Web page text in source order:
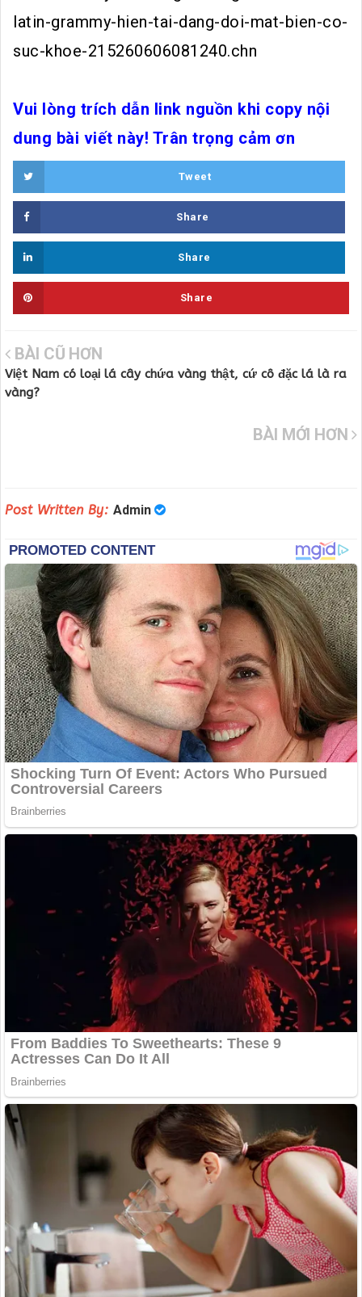
latin-grammy-hien-tai-dang-doi-mat-bien-co-
suc-khoe-215260606081240.chn
Vui lòng trích dẫn link nguồn khi copy nội
dung bài viết này! Trân trọng cảm ơn
Tweet
Share
Share
Share
BÀI CŨ HƠN
Việt Nam có loại lá cây chứa vàng thật, cứ cô đặc lá là ra
vàng?
BÀI MỚI HƠN
Post Written By: Admin